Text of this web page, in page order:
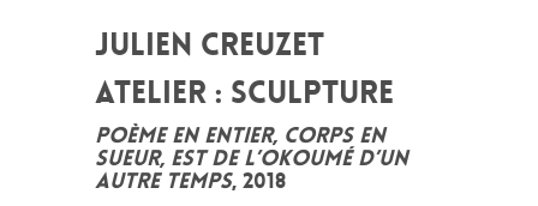
JULIEN CREUZET
ATELIER : SCULPTURE
POÈME EN ENTIER, CORPS EN
SUEUR, EST DE L’OKOUMÉ D’UN
AUTRE TEMPS, 2018